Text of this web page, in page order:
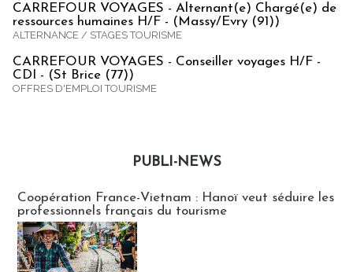
CARREFOUR VOYAGES - Alternant(e) Chargé(e) de
ressources humaines H/F - (Massy/Evry (91))
ALTERNANCE / STAGES TOURISME
CARREFOUR VOYAGES - Conseiller voyages H/F -
CDI - (St Brice (77))
OFFRES D'EMPLOI TOURISME
PUBLI-NEWS
Coopération France-Vietnam : Hanoï veut séduire les
professionnels français du tourisme